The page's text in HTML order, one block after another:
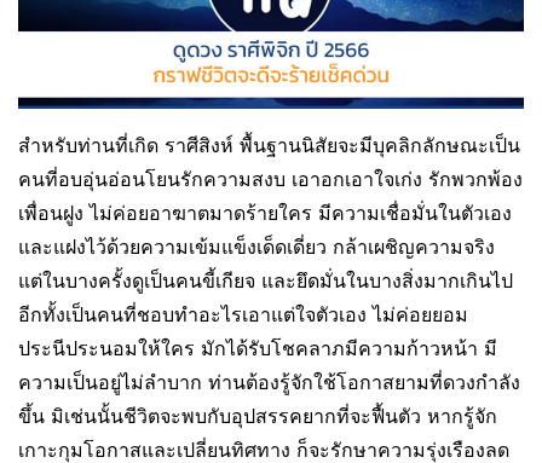
สำหรับท่านที่เกิด ราศีสิงห์ พื้นฐานนิสัยจะมีบุคลิกลักษณะเป็น
คนที่อบอุ่นอ่อนโยนรักความสงบ เอาอกเอาใจเก่ง รักพวกพ้อง
เพื่อนฝูง ไม่ค่อยอาฆาตมาดร้ายใคร มีความเชื่อมั่นในตัวเอง
และแฝงไว้ด้วยความเข้มแข็งเด็ดเดี่ยว กล้าเผชิญความจริง
แต่ในบางครั้งดูเป็นคนขี้เกียจ และยึดมั่นในบางสิ่งมากเกินไป
อีกทั้งเป็นคนที่ชอบทำอะไรเอาแต่ใจตัวเอง ไม่ค่อยยอม
ประนีประนอมให้ใคร มักได้รับโชคลาภมีความก้าวหน้า มี
ความเป็นอยู่ไม่ลำบาก ท่านต้องรู้จักใช้โอกาสยามที่ดวงกำลัง
ขึ้น มิเช่นนั้นชีวิตจะพบกับอุปสรรคยากที่จะฟื้นตัว หากรู้จัก
เกาะกุมโอกาสและเปลี่ยนทิศทาง ก็จะรักษาความรุ่งเรืองลด